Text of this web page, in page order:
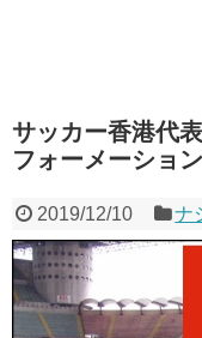
サッカー香港代
フォーメーショ
2019/12/10 ナ